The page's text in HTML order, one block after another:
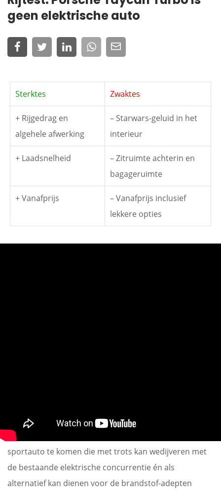
geen elektrische auto
Sterktes Zwaktes
+ Rijgedrag en
algehele afwerking
– Starwars-geluid in het
interieur
+ Laadsnelheid
– Zitruimte achterin en
bagageruimte
+ Vanafprijs
– Vanafprijs inclusief
lekkere opties
Noblesse oblige”. Porsche is het aan haar stand
verplicht om met een volwaardige elektrische
sportauto te komen die met trots kan wedijveren met
de bestaande elektrische concurrentie én als
alternatief kan dienen voor de brandstof-adepten